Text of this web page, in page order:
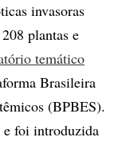
invasoras
plantas e
temático
Brasileira
(BPBES).
e foi introduzida